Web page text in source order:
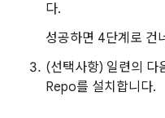
다.
성공하면 4단계로 건
(선택사항) 일련의 다
Repo를 설치합니다.